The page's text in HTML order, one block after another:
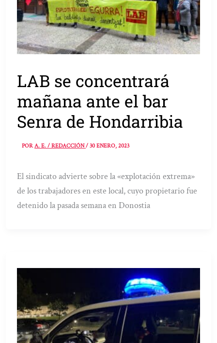
LAB se concentrará
mañana ante el bar
Senra de Hondarribia
PORA. E. / REDACCIÓN/30 ENERO, 2023
El sindicato advierte sobre la «explotación extrema»
de los trabajadores en este local, cuyo propietario fue
detenido la pasada semana en Donostia